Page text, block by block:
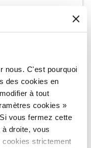
nous. C'est pourquoi
des cookies en
à tout
cookies »
vous fermez cette
droite, vous
cookies strictement